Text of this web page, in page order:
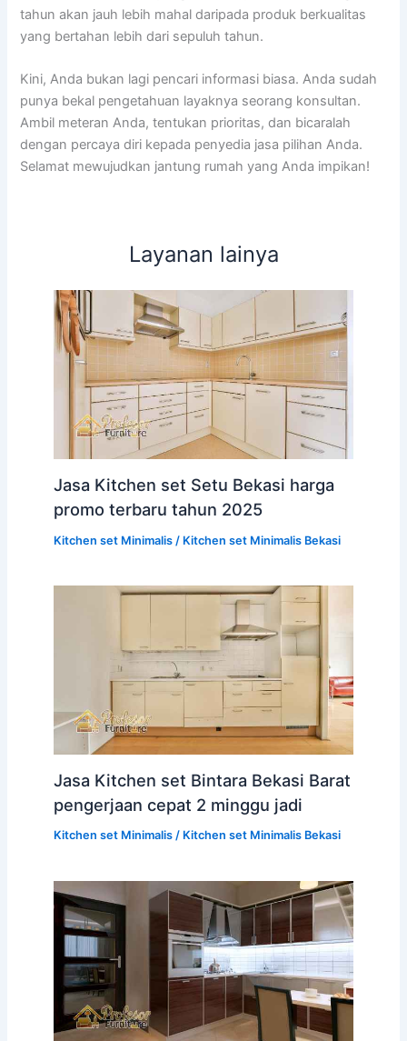
tahun akan jauh lebih mahal daripada produk berkualitas
yang bertahan lebih dari sepuluh tahun.
Kini, Anda bukan lagi pencari informasi biasa. Anda sudah
punya bekal pengetahuan layaknya seorang konsultan.
Ambil meteran Anda, tentukan prioritas, dan bicaralah
dengan percaya diri kepada penyedia jasa pilihan Anda.
Selamat mewujudkan jantung rumah yang Anda impikan!
Layanan lainya
Jasa Kitchen set Setu Bekasi harga
promo terbaru tahun 2025
Kitchen set Minimalis/ Kitchen set Minimalis Bekasi
Jasa Kitchen set Bintara Bekasi Barat
pengerjaan cepat 2 minggu jadi
Kitchen set Minimalis/ Kitchen set Minimalis Bekasi